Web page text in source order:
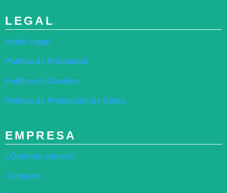
LEGAL
Aviso Legal
Política de Privacidad
Política de Cookies
Política de Protección de Datos
EMPRESA
¿Quiénes somos?
Contacto